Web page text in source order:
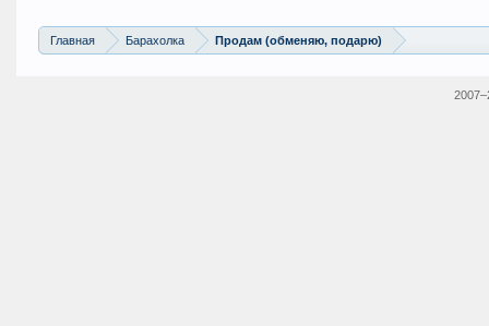
Главная Барахолка Продам (обменяю, подарю)
2007–